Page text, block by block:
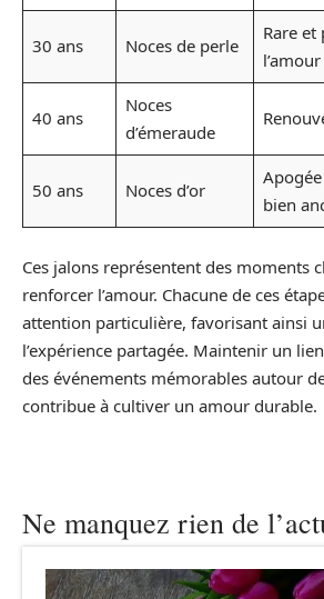
30 ans Noces de perle
Rare
l’amour
40 ans
Noces
d’émeraude
50 ans Noces d’or
bien
Ces jalons représentent des moments
renforcer l’amour. Chacune de ces
attention particulière, favorisant ainsi
l’expérience partagée. Maintenir un
des événements mémorables autour
contribue à cultiver un amour durable.
Ne manquez rien de